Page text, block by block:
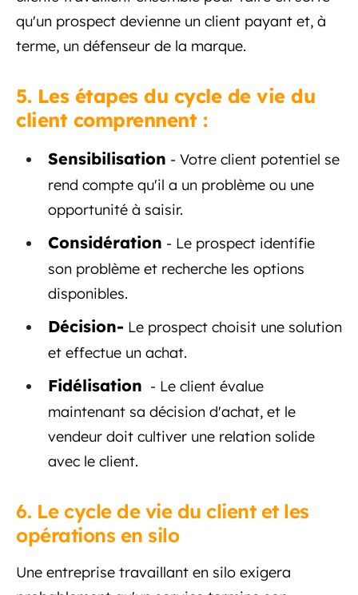
qu'un prospect devienne un client payant et, à
terme, un défenseur de la marque.
5. Les étapes du cycle de vie du
client comprennent :
Sensibilisation - Votre client potentiel se
rend compte qu'il a un problème ou une
opportunité à saisir.
Considération - Le prospect identifie
son problème et recherche les options
disponibles.
Décision- Le prospect choisit une solution
et effectue un achat.
Fidélisation - Le client évalue
maintenant sa décision d'achat, et le
vendeur doit cultiver une relation solide
avec le client.
6. Le cycle de vie du client et les
opérations en silo
Une entreprise travaillant en silo exigera